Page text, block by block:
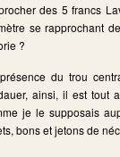
des 5 francs
se rapprochant
?
du trou
ainsi, il est tout
je le supposais
bons et jetons de